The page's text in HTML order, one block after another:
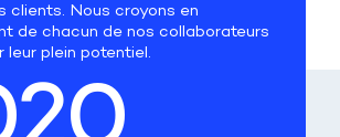
clients. Nous croyons en
de chacun de nos collaborateurs
leur plein potentiel.